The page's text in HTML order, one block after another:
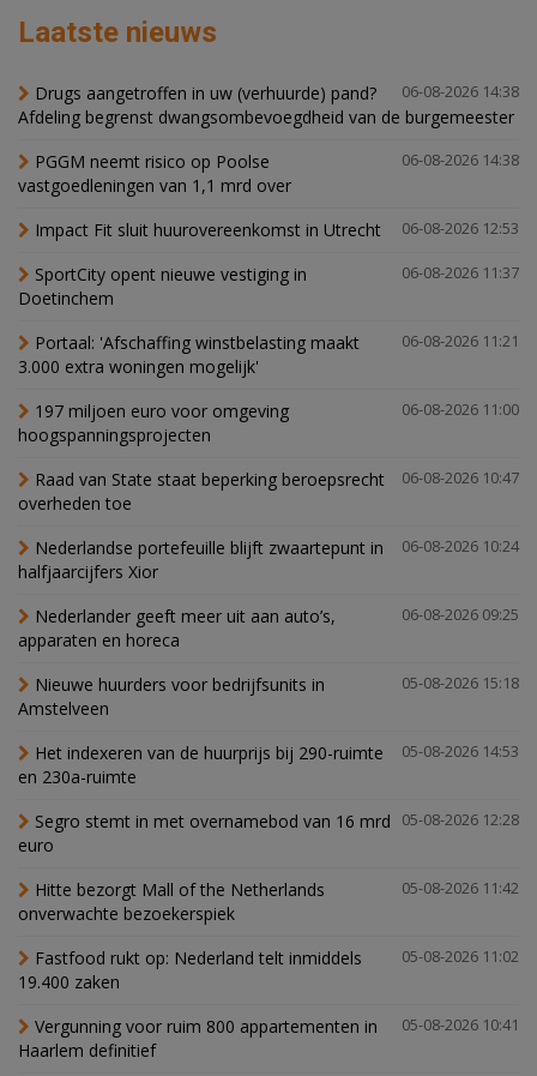
Laatste nieuws
06-08-2026 14:38
Drugs aangetroffen in uw (verhuurde) pand?
Afdeling begrenst dwangsombevoegdheid van de burgemeester
06-08-2026 14:38
PGGM neemt risico op Poolse
vastgoedleningen van 1,1 mrd over
06-08-2026 12:53
Impact Fit sluit huurovereenkomst in Utrecht
06-08-2026 11:37
SportCity opent nieuwe vestiging in
Doetinchem
06-08-2026 11:21
Portaal: 'Afschaffing winstbelasting maakt
3.000 extra woningen mogelijk'
06-08-2026 11:00
197 miljoen euro voor omgeving
hoogspanningsprojecten
06-08-2026 10:47
Raad van State staat beperking beroepsrecht
overheden toe
06-08-2026 10:24
Nederlandse portefeuille blijft zwaartepunt in
halfjaarcijfers Xior
06-08-2026 09:25
Nederlander geeft meer uit aan auto’s,
apparaten en horeca
05-08-2026 15:18
Nieuwe huurders voor bedrijfsunits in
Amstelveen
05-08-2026 14:53
Het indexeren van de huurprijs bij 290-ruimte
en 230a-ruimte
05-08-2026 12:28
Segro stemt in met overnamebod van 16 mrd
euro
05-08-2026 11:42
Hitte bezorgt Mall of the Netherlands
onverwachte bezoekerspiek
05-08-2026 11:02
Fastfood rukt op: Nederland telt inmiddels
19.400 zaken
05-08-2026 10:41
Vergunning voor ruim 800 appartementen in
Haarlem definitief